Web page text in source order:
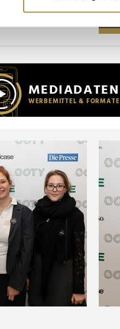
persönlichen Daten
Anzeigen zu
Medien, Werbung und
die Sie ihnen